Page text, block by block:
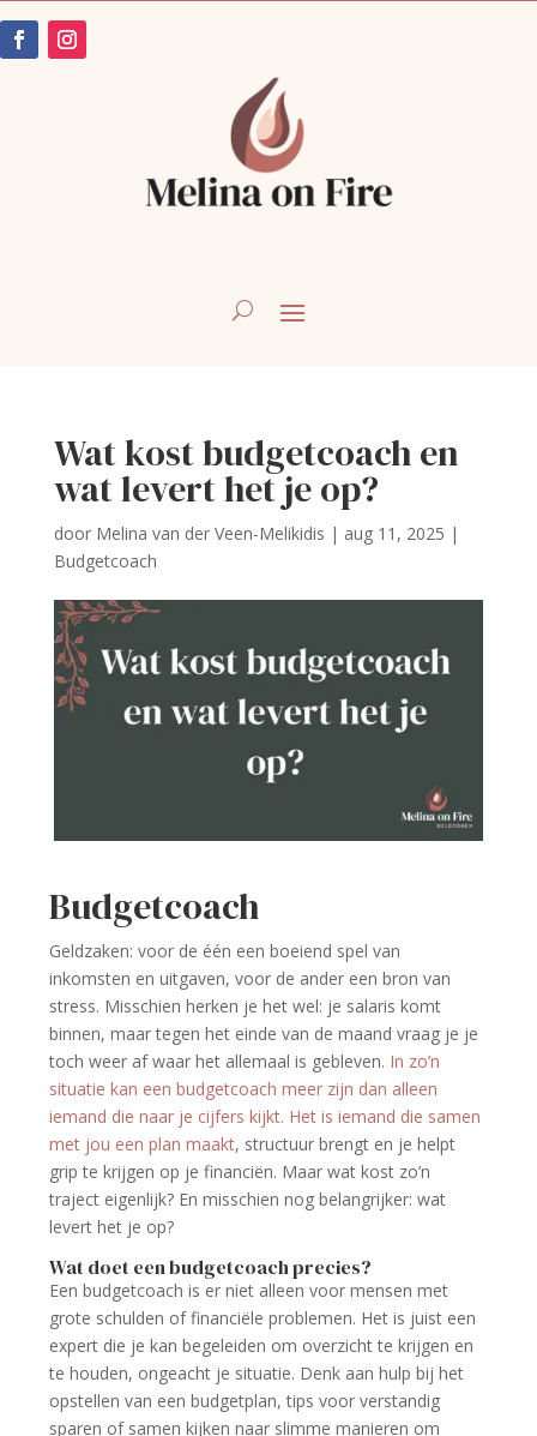
Wat kost budgetcoach en
wat levert het je op?
door Melina van der Veen-Melikidis | aug 11, 2025 |
Budgetcoach
Budgetcoach
Geldzaken: voor de één een boeiend spel van
inkomsten en uitgaven, voor de ander een bron van
stress. Misschien herken je het wel: je salaris komt
binnen, maar tegen het einde van de maand vraag je je
toch weer af waar het allemaal is gebleven. In zo’n
situatie kan een budgetcoach meer zijn dan alleen
iemand die naar je cijfers kijkt. Het is iemand die samen
met jou een plan maakt, structuur brengt en je helpt
grip te krijgen op je financiën. Maar wat kost zo’n
traject eigenlijk? En misschien nog belangrijker: wat
levert het je op?
Wat doet een budgetcoach precies?
Een budgetcoach is er niet alleen voor mensen met
grote schulden of financiële problemen. Het is juist een
expert die je kan begeleiden om overzicht te krijgen en
te houden, ongeacht je situatie. Denk aan hulp bij het
opstellen van een budgetplan, tips voor verstandig
sparen of samen kijken naar slimme manieren om